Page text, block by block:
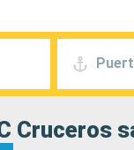
Cruceros